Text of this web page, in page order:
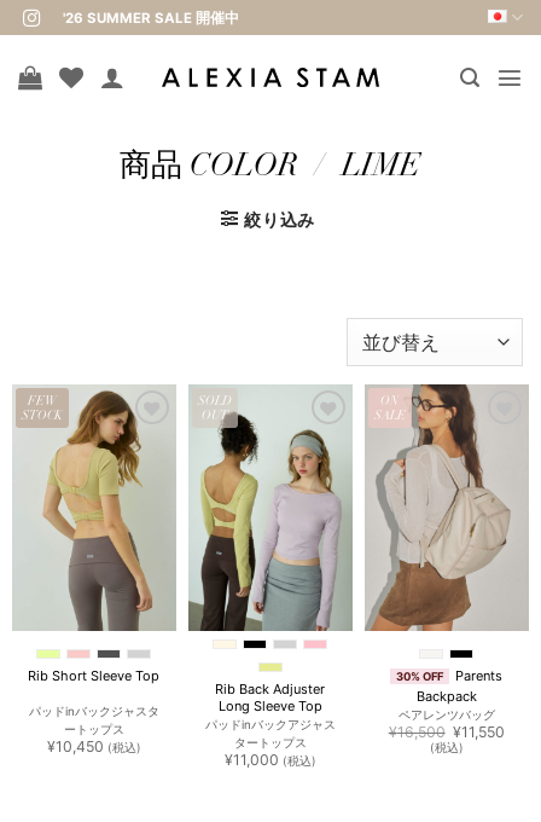
Skip
to
content
'26 SUMMER SALE 開催中
商品 COLOR / LIME
絞り込み
FEW
STOCK
に入
Rib Short Sleeve Top
パッドinバックジャスタ
ートップス
¥10,450 (税込)
SOLD
OUT
お気
に入
りに
追加
Rib Back Adjuster
Long Sleeve Top
パッドinバックアジャス
タートップス
¥11,000 (税込)
ON
SALE
30% OFF
Parents
Backpack
ペアレンツバッグ
¥16,500 元
の
価
¥11,550
(税込)